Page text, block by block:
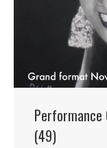
Performance
(49)